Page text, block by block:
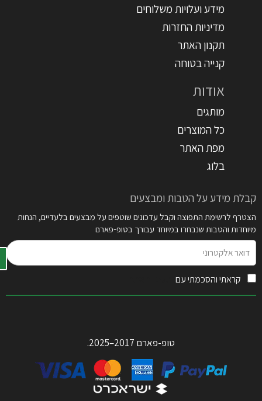
מידע ועלויות משלוחים
מדיניות החזרות
תקנון האתר
קנייה בטוחה
אודות
מותגים
כל המוצרים
מפת האתר
בלוג
קבלת מידע על הטבות ומבצעים
הצטרף לרשימת התפוצה וקבל עדכונים שוטפים על מבצעים בלעדיים, הנחות
מיוחדות והטבות שנבחרו במיוחד עבורך בטופ-פארם
אלקטרוני
קראתי והסכמתי עם
טופ-פארם 2017–2025.